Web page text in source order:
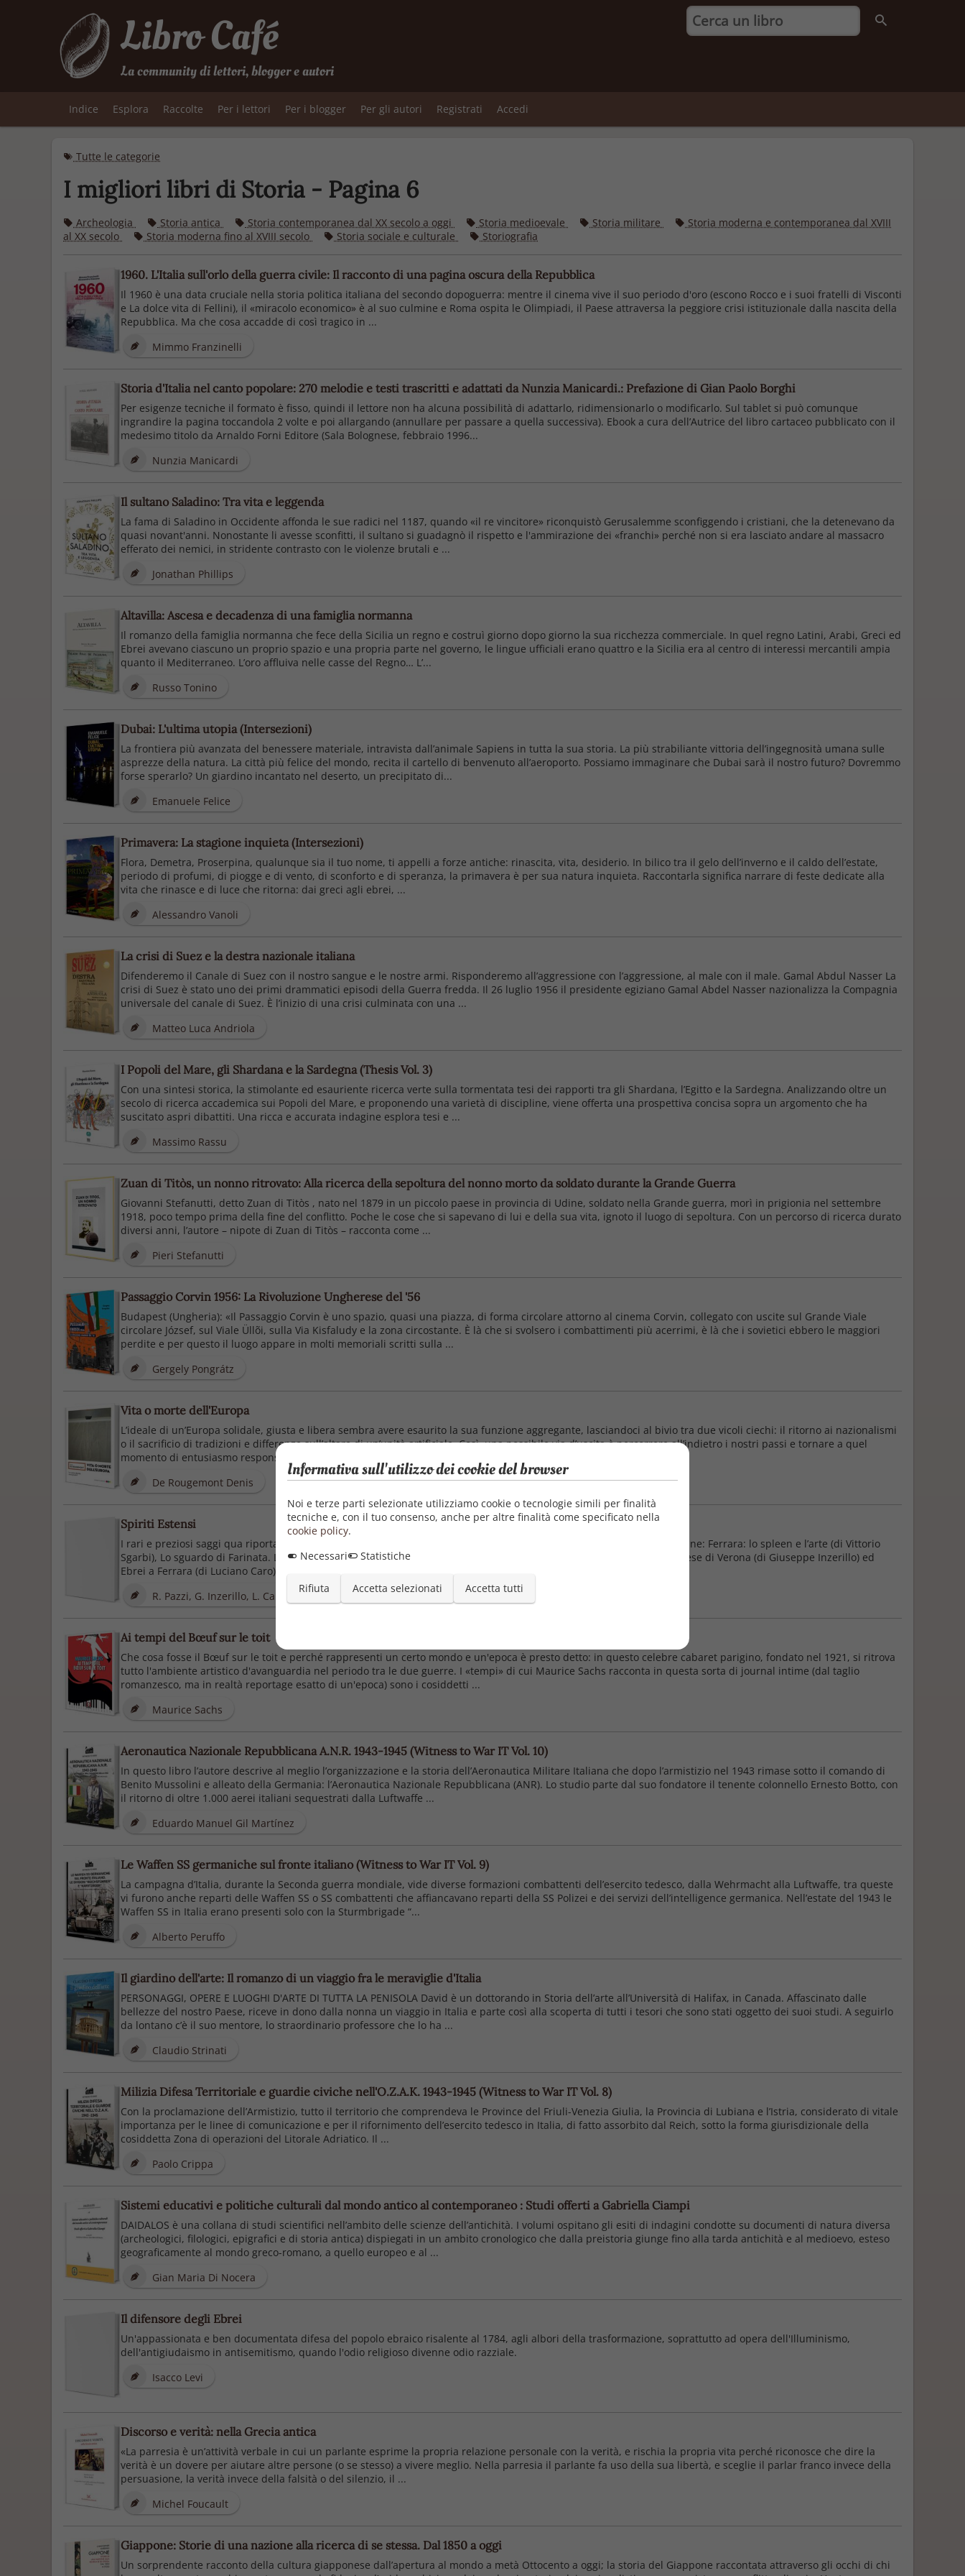
Libro Café
La community di lettori, blogger e autori
Indice Esplora Raccolte Per i lettori Per i blogger Per gli autori Registrati Accedi
Tutte le categorie
I migliori libri di Storia - Pagina 6
Archeologia Storia antica Storia contemporanea dal XX secolo a oggi Storia medioevale Storia militare
Storia moderna e contemporanea dal XVIII
al XX secolo
Storia moderna fino al XVIII secolo Storia sociale e culturale Storiografia
1960. L'Italia sull'orlo della guerra civile: Il racconto di una pagina oscura della Repubblica
Il 1960 è una data cruciale nella storia politica italiana del secondo dopoguerra: mentre il cinema vive il suo periodo d'oro (escono Rocco e i suoi fratelli di Visconti
e La dolce vita di Fellini), il «miracolo economico» è al suo culmine e Roma ospita le Olimpiadi, il Paese attraversa la peggiore crisi istituzionale dalla nascita della
Repubblica. Ma che cosa accadde di così tragico in ...
Mimmo Franzinelli
Storia d'Italia nel canto popolare: 270 melodie e testi trascritti e adattati da Nunzia Manicardi.: Prefazione di Gian Paolo Borghi
Per esigenze tecniche il formato è fisso, quindi il lettore non ha alcuna possibilità di adattarlo, ridimensionarlo o modificarlo. Sul tablet si può comunque
ingrandire la pagina toccandola 2 volte e poi allargando (annullare per passare a quella successiva). Ebook a cura dell’Autrice del libro cartaceo pubblicato con il
medesimo titolo da Arnaldo Forni Editore (Sala Bolognese, febbraio 1996...
Nunzia Manicardi
Il sultano Saladino: Tra vita e leggenda
La fama di Saladino in Occidente affonda le sue radici nel 1187, quando «il re vincitore» riconquistò Gerusalemme sconfiggendo i cristiani, che la detenevano da
quasi novant'anni. Nonostante li avesse sconfitti, il sultano si guadagnò il rispetto e l'ammirazione dei «franchi» perché non si era lasciato andare al massacro
efferato dei nemici, in stridente contrasto con le violenze brutali e ...
Jonathan Phillips
Altavilla: Ascesa e decadenza di una famiglia normanna
Il romanzo della famiglia normanna che fece della Sicilia un regno e costruì giorno dopo giorno la sua ricchezza commerciale. In quel regno Latini, Arabi, Greci ed
Ebrei avevano ciascuno un proprio spazio e una propria parte nel governo, le lingue ufficiali erano quattro e la Sicilia era al centro di interessi mercantili ampia
quanto il Mediterraneo. L’oro affluiva nelle casse del Regno… L’...
Russo Tonino
Dubai: L'ultima utopia (Intersezioni)
La frontiera più avanzata del benessere materiale, intravista dall’animale Sapiens in tutta la sua storia. La più strabiliante vittoria dell’ingegnosità umana sulle
asprezze della natura. La città più felice del mondo, recita il cartello di benvenuto all’aeroporto. Possiamo immaginare che Dubai sarà il nostro futuro? Dovremmo
forse sperarlo? Un giardino incantato nel deserto, un precipitato di...
Emanuele Felice
Primavera: La stagione inquieta (Intersezioni)
Flora, Demetra, Proserpina, qualunque sia il tuo nome, ti appelli a forze antiche: rinascita, vita, desiderio. In bilico tra il gelo dell’inverno e il caldo dell’estate,
periodo di profumi, di piogge e di vento, di sconforto e di speranza, la primavera è per sua natura inquieta. Raccontarla significa narrare di feste dedicate alla
vita che rinasce e di luce che ritorna: dai greci agli ebrei, ...
Alessandro Vanoli
La crisi di Suez e la destra nazionale italiana
Difenderemo il Canale di Suez con il nostro sangue e le nostre armi. Risponderemo all’aggressione con l’aggressione, al male con il male. Gamal Abdul Nasser La
crisi di Suez è stato uno dei primi drammatici episodi della Guerra fredda. Il 26 luglio 1956 il presidente egiziano Gamal Abdel Nasser nazionalizza la Compagnia
universale del canale di Suez. È l’inizio di una crisi culminata con una ...
Matteo Luca Andriola
I Popoli del Mare, gli Shardana e la Sardegna (Thesis Vol. 3)
Con una sintesi storica, la stimolante ed esauriente ricerca verte sulla tormentata tesi dei rapporti tra gli Shardana, l’Egitto e la Sardegna. Analizzando oltre un
secolo di ricerca accademica sui Popoli del Mare, e proponendo una varietà di discipline, viene of­ferta una prospettiva concisa sopra un argomento che ha
suscita­to aspri dibattiti. Una ricca e accurata indagine esplora tesi e ...
Massimo Rassu
Zuan di Titòs, un nonno ritrovato: Alla ricerca della sepoltura del nonno morto da soldato durante la Grande Guerra
Giovanni Stefanutti, detto Zuan di Titòs , nato nel 1879 in un piccolo paese in provincia di Udine, soldato nella Grande guerra, morì in prigionia nel settembre
1918, poco tempo prima della fine del conflitto. Poche le cose che si sapevano di lui e della sua vita, ignoto il luogo di sepoltura. Con un percorso di ricerca durato
diversi anni, l’autore – nipote di Zuan di Titòs – racconta come ...
Pieri Stefanutti
Passaggio Corvin 1956: La Rivoluzione Ungherese del '56
Budapest (Ungheria): «Il Passaggio Corvin è uno spazio, quasi una piazza, di forma circolare attorno al cinema Corvin, collegato con uscite sul Grande Viale
circolare József, sul Viale Üllõi, sulla Via Kisfaludy e la zona circostante. È là che si svolsero i combattimenti più acerrimi, è là che i sovietici ebbero le maggiori
perdite e per questo il luogo appare in molti memoriali scritti sulla ...
Gergely Pongrátz
Vita o morte dell'Europa
L’ideale di un’Europa solidale, giusta e libera sembra avere esaurito la sua funzione aggregante, lasciandoci al bivio tra due vicoli ciechi: il ritorno ai nazionalismi
o il sacrificio di tradizioni e differenze sull’altare di un’unità artificiale. Così, una possibile via d’uscita è percorrere all’indietro i nostri passi e tornare a quel
momento di entusiasmo responsabile e coraggioso che ha ...
De Rougemont Denis
Spiriti Estensi
I rari e preziosi saggi qua riportati, tutti dedicati ad aspetti artistici, storici e culturali della città estense, sono nell’ordine: Ferrara: lo spleen e l’arte (di Vittorio
Sgarbi), Lo sguardo di Farinata. La sfida di scrivere a Ferrara dopo Bassani (di Roberto Pazzi), Francesco Viviani, ferrarese di Verona (di Giuseppe Inzerillo) ed
Ebrei a Ferrara (di Luciano Caro).
R. Pazzi, G. Inzerillo, L. Caro V. Sgarbi
Ai tempi del Bœuf sur le toit
Che cosa fosse il Bœuf sur le toit e perché rappresenti un certo mondo e un'epoca è presto detto: in questo celebre cabaret parigino, fondato nel 1921, si ritrova
tutto l'ambiente artistico d'avanguardia nel periodo tra le due guerre. I «tempi» di cui Maurice Sachs racconta in questa sorta di journal intime (dal taglio
romanzesco, ma in realtà reportage esatto di un'epoca) sono i cosiddetti ...
Maurice Sachs
Aeronautica Nazionale Repubblicana A.N.R. 1943-1945 (Witness to War IT Vol. 10)
In questo libro l’autore descrive al meglio l’organizzazione e la storia dell’Aeronautica Militare Italiana che dopo l’armistizio nel 1943 rimase sotto il comando di
Benito Mussolini e alleato della Germania: l’Aeronautica Nazionale Repubblicana (ANR). Lo studio parte dal suo fondatore il tenente colonnello Ernesto Botto, con
il ritorno di oltre 1.000 aerei italiani sequestrati dalla Luftwaffe ...
Eduardo Manuel Gil Martínez
Le Waffen SS germaniche sul fronte italiano (Witness to War IT Vol. 9)
La campagna d’Italia, durante la Seconda guerra mondiale, vide diverse formazioni combattenti dell’esercito tedesco, dalla Wehrmacht alla Luftwaffe, tra queste
vi furono anche reparti delle Waffen SS o SS combattenti che affiancavano reparti della SS Polizei e dei servizi dell’intelligence germanica. Nell’estate del 1943 le
Waffen SS in Italia erano presenti solo con la Sturmbrigade “...
Alberto Peruffo
Il giardino dell'arte: Il romanzo di un viaggio fra le meraviglie d'Italia
PERSONAGGI, OPERE E LUOGHI D'ARTE DI TUTTA LA PENISOLA David è un dottorando in Storia dell’arte all’Università di Halifax, in Canada. Affascinato dalle
bellezze del nostro Paese, riceve in dono dalla nonna un viaggio in Italia e parte così alla scoperta di tutti i tesori che sono stati oggetto dei suoi studi. A seguirlo
da lontano c’è il suo mentore, lo straordinario professore che lo ha ...
Claudio Strinati
Milizia Difesa Territoriale e guardie civiche nell'O.Z.A.K. 1943-1945 (Witness to War IT Vol. 8)
Con la proclamazione dell’Armistizio, tutto il territorio che comprendeva le Province del Friuli-Venezia Giulia, la Provincia di Lubiana e l’Istria, considerato di vitale
importanza per le linee di comunicazione e per il rifornimento dell’esercito tedesco in Italia, di fatto assorbito dal Reich, sotto la forma giurisdizionale della
cosiddetta Zona di operazioni del Litorale Adriatico. Il ...
Paolo Crippa
Sistemi educativi e politiche culturali dal mondo antico al contemporaneo : Studi offerti a Gabriella Ciampi
DAIDALOS è una collana di studi scientifici nell’ambito delle scienze dell’antichità. I volumi ospitano gli esiti di indagini condotte su documenti di natura diversa
(archeologici, filologici, epigrafici e di storia antica) dispiegati in un ambito cronologico che dalla preistoria giunge fino alla tarda antichità e al medioevo, esteso
geograficamente al mondo greco-romano, a quello europeo e al ...
Gian Maria Di Nocera
Il difensore degli Ebrei
Un'appassionata e ben documentata difesa del popolo ebraico risalente al 1784, agli albori della trasformazione, soprattutto ad opera dell'Illuminismo,
dell'antigiudaismo in antisemitismo, quando l'odio religioso divenne odio razziale.
Isacco Levi
Discorso e verità: nella Grecia antica
«La parresia è un’attività verbale in cui un parlante esprime la propria relazione personale con la verità, e rischia la propria vita perché riconosce che dire la
verità è un dovere per aiutare altre persone (o se stesso) a vivere meglio. Nella parresia il parlante fa uso della sua libertà, e sceglie il parlar franco invece della
persuasione, la verità invece della falsità o del silenzio, il ...
Michel Foucault
Giappone: Storie di una nazione alla ricerca di se stessa. Dal 1850 a oggi
Un sorprendente racconto della cultura giapponese dall’apertura al mondo a metà Ottocento a oggi; la storia del Giappone raccontata attraverso gli occhi di chi
Informativa sull'utilizzo dei cookie del browser
Noi e terze parti selezionate utilizziamo cookie o tecnologie simili per finalità
tecniche e, con il tuo consenso, anche per altre finalità come specificato nella
cookie policy.
Necessari
Statistiche
Rifiuta Accetta selezionati Accetta tutti